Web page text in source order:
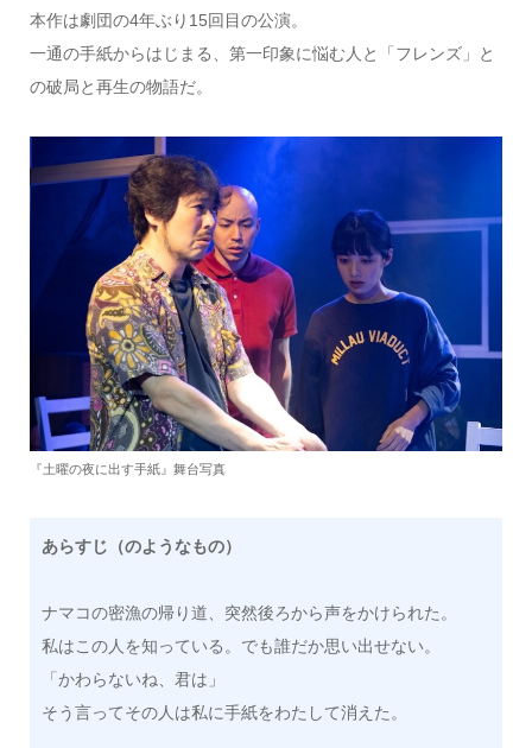
本作は劇団の4年ぶり15回目の公演。
一通の手紙からはじまる、第一印象に悩む人と「フレンズ」と
の破局と再生の物語だ。
『土曜の夜に出す手紙』舞台写真
あらすじ（のようなもの）
ナマコの密漁の帰り道、突然後ろから声をかけられた。
私はこの人を知っている。でも誰だか思い出せない。
「かわらないね、君は」
そう言ってその人は私に手紙をわたして消えた。